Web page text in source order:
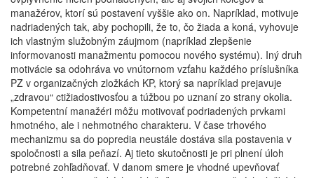
manažérov, ktorí sú postavení vyššie ako on. Napríklad, motivuje
nadriadených tak, aby pochopili, že to, čo žiada a koná, vyhovuje
ich vlastným služobným záujmom (napríklad zlepšenie
informovanosti manažmentu pomocou nového systému). Iný druh
motivácie sa odohráva vo vnútornom vzťahu každého príslušníka
PZ v organizačných zložkách KP, ktorý sa napríklad prejavuje
„zdravou“ ctižiadostivosťou a túžbou po uznaní zo strany okolia.
Kompetentní manažéri môžu motivovať podriadených prvkami
hmotného, ale i nehmotného charakteru. V čase trhového
mechanizmu sa do popredia neustále dostáva sila postavenia v
spoločnosti a sila peňazí. Aj tieto skutočnosti je pri plnení úloh
potrebné zohľadňovať. V danom smere je vhodné upevňovať